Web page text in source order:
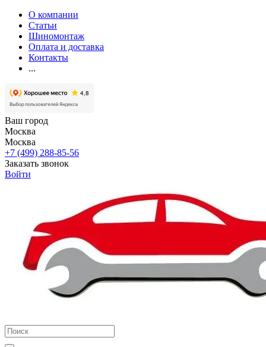
О компании
Статьи
Шиномонтаж
Оплата и доставка
Контакты
...
Ваш город
Москва
Москва
+7 (499) 288-85-56
Заказать звонок
Войти